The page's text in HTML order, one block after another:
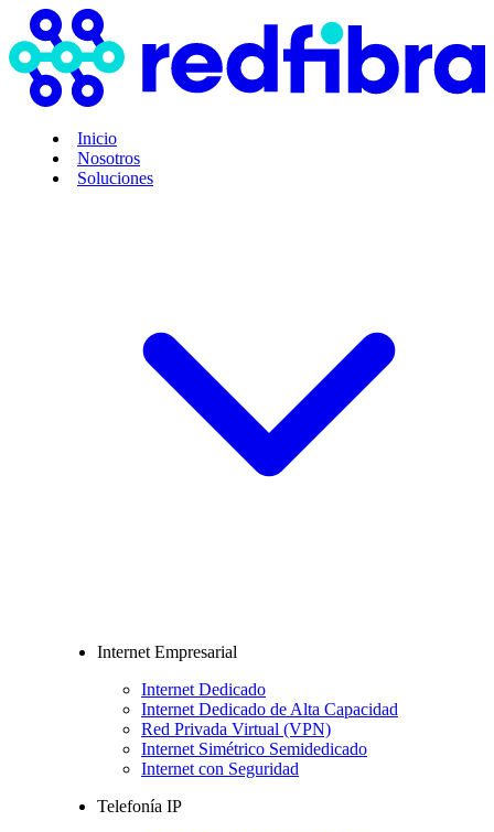
Inicio
Nosotros
Soluciones
Internet Empresarial
Internet Dedicado
Internet Dedicado de Alta Capacidad
Red Privada Virtual (VPN)
Internet Simétrico Semidedicado
Internet con Seguridad
Telefonía IP